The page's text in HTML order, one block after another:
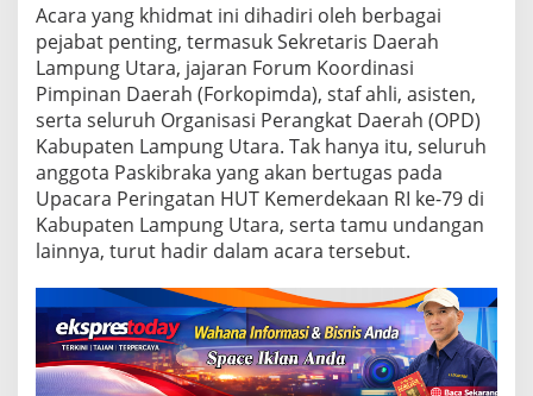
0
2
Acara yang khidmat ini dihadiri oleh berbagai
pejabat penting, termasuk Sekretaris Daerah
Lampung Utara, jajaran Forum Koordinasi
Pimpinan Daerah (Forkopimda), staf ahli, asisten,
serta seluruh Organisasi Perangkat Daerah (OPD)
Kabupaten Lampung Utara. Tak hanya itu, seluruh
anggota Paskibraka yang akan bertugas pada
Upacara Peringatan HUT Kemerdekaan RI ke-79 di
Kabupaten Lampung Utara, serta tamu undangan
lainnya, turut hadir dalam acara tersebut.